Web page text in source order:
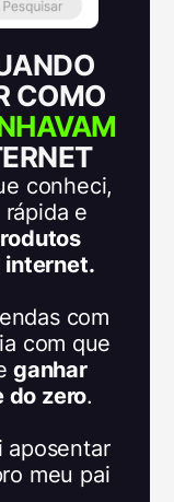
COMO
conheci,
e
internet.
com
com que
ganhar
do zero.
aposentar
meu pai